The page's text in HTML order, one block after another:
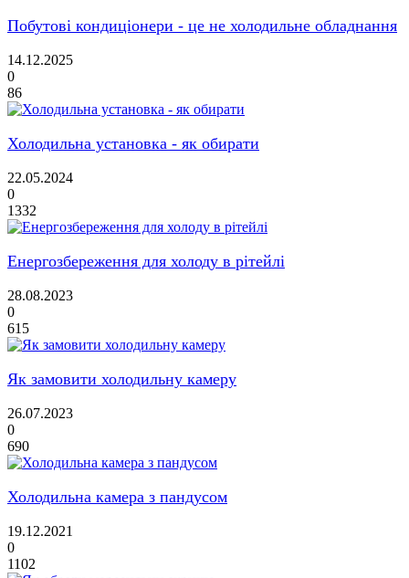
Побутові кондиціонери - це не холодильне обладнання
14.12.2025
0
86
Холодильна установка - як обирати
22.05.2024
0
1332
Енергозбереження для холоду в рітейлі
28.08.2023
0
615
Як замовити холодильну камеру
26.07.2023
0
690
Холодильна камера з пандусом
19.12.2021
0
1102